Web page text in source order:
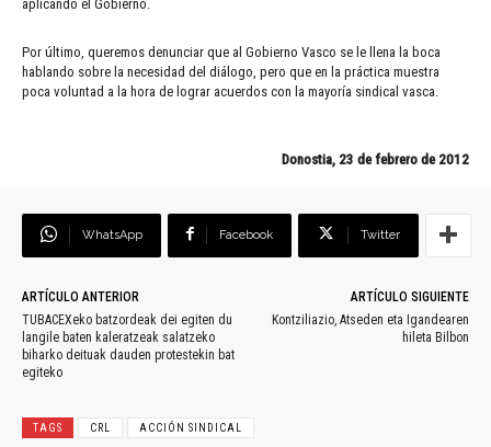
aplicando el Gobierno.
Por último, queremos denunciar que al Gobierno Vasco se le llena la boca
hablando sobre la necesidad del diálogo, pero que en la práctica muestra
poca voluntad a la hora de lograr acuerdos con la mayoría sindical vasca.
Donostia, 23 de febrero de 2012
WhatsApp Facebook Twitter
ARTÍCULO ANTERIOR
TUBACEXeko batzordeak dei egiten du
langile baten kaleratzeak salatzeko
biharko deituak dauden protestekin bat
egiteko
ARTÍCULO SIGUIENTE
Kontziliazio, Atseden eta Igandearen
hileta Bilbon
TAGS CRL ACCIÓN SINDICAL